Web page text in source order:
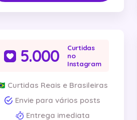
5.000
Curtidas
no
Instagram
Curtidas Reais e Brasileiras
Envie para vários posts
Entrega imediata